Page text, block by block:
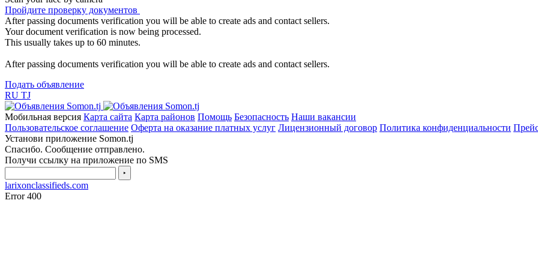
Пройдите проверку документов
After passing documents verification you will be able to create ads and contact sellers.
Your document verification is now being processed.
This usually takes up to 60 minutes.
After passing documents verification you will be able to create ads and contact sellers.
Подать объявление
RU TJ
Мобильная версия Карта сайта Карта районов Помощь Безопасность Наши вакансии
Пользовательское соглашение Оферта на оказание платных услуг Лицензионный договор Политика конфиденциальности
Установи приложение Somon.tj
Спасибо. Сообщение отправлено.
Получи ссылку на приложение по SMS
‣
larixonclassifieds.com
Error 400